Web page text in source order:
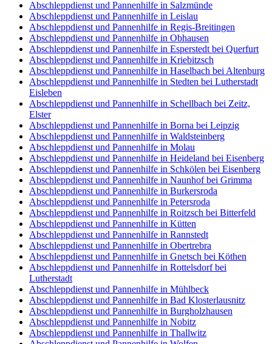
Abschleppdienst und Pannenhilfe in Salzmünde
Abschleppdienst und Pannenhilfe in Leislau
Abschleppdienst und Pannenhilfe in Regis-Breitingen
Abschleppdienst und Pannenhilfe in Obhausen
Abschleppdienst und Pannenhilfe in Esperstedt bei Querfurt
Abschleppdienst und Pannenhilfe in Kriebitzsch
Abschleppdienst und Pannenhilfe in Haselbach bei Altenburg
Abschleppdienst und Pannenhilfe in Stedten bei Lutherstadt
Eisleben
Abschleppdienst und Pannenhilfe in Schellbach bei Zeitz,
Elster
Abschleppdienst und Pannenhilfe in Borna bei Leipzig
Abschleppdienst und Pannenhilfe in Waldsteinberg
Abschleppdienst und Pannenhilfe in Molau
Abschleppdienst und Pannenhilfe in Heideland bei Eisenberg
Abschleppdienst und Pannenhilfe in Schkölen bei Eisenberg
Abschleppdienst und Pannenhilfe in Naunhof bei Grimma
Abschleppdienst und Pannenhilfe in Burkersroda
Abschleppdienst und Pannenhilfe in Petersroda
Abschleppdienst und Pannenhilfe in Roitzsch bei Bitterfeld
Abschleppdienst und Pannenhilfe in Kütten
Abschleppdienst und Pannenhilfe in Rannstedt
Abschleppdienst und Pannenhilfe in Obertrebra
Abschleppdienst und Pannenhilfe in Gnetsch bei Köthen
Abschleppdienst und Pannenhilfe in Rottelsdorf bei
Lutherstadt
Abschleppdienst und Pannenhilfe in Mühlbeck
Abschleppdienst und Pannenhilfe in Bad Klosterlausnitz
Abschleppdienst und Pannenhilfe in Burgholzhausen
Abschleppdienst und Pannenhilfe in Nobitz
Abschleppdienst und Pannenhilfe in Thallwitz